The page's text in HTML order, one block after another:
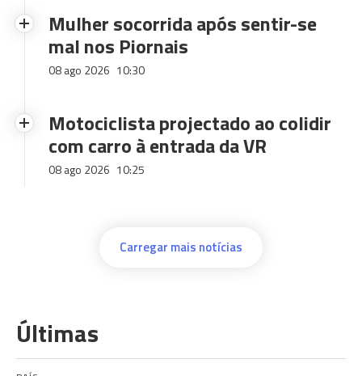
Mulher socorrida após sentir-se
mal nos Piornais
08 ago 2026 10:30
Motociclista projectado ao colidir
com carro à entrada da VR
08 ago 2026 10:25
Carregar mais notícias
Últimas